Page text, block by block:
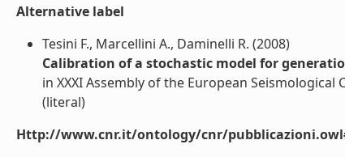
Alternative label
Tesini F., Marcellini A., Daminelli R. (2008)
Calibration of a stochastic model for
in XXXI Assembly of the European
(literal)
Http://www.cnr.it/ontology/cnr/